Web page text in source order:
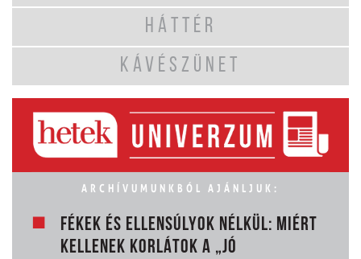
HÁTTÉR
KÁVÉSZÜNET
ARCHÍVUMUNKBÓL AJÁNLJUK:
FÉKEK ÉS ELLENSÚLYOK NÉLKÜL: MIÉRT
KELLENEK KORLÁTOK A „JÓ